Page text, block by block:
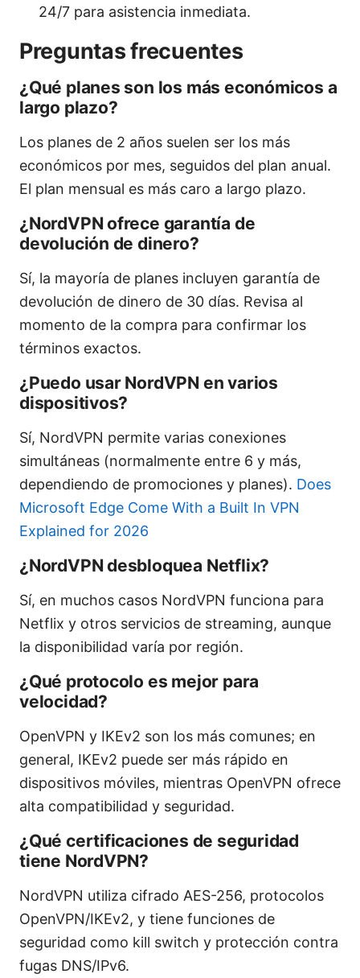
24/7 para asistencia inmediata.
Preguntas frecuentes
¿Qué planes son los más económicos a
largo plazo?
Los planes de 2 años suelen ser los más
económicos por mes, seguidos del plan anual.
El plan mensual es más caro a largo plazo.
¿NordVPN ofrece garantía de
devolución de dinero?
Sí, la mayoría de planes incluyen garantía de
devolución de dinero de 30 días. Revisa al
momento de la compra para confirmar los
términos exactos.
¿Puedo usar NordVPN en varios
dispositivos?
Sí, NordVPN permite varias conexiones
simultáneas (normalmente entre 6 y más,
dependiendo de promociones y planes). Does
Microsoft Edge Come With a Built In VPN
Explained for 2026
¿NordVPN desbloquea Netflix?
Sí, en muchos casos NordVPN funciona para
Netflix y otros servicios de streaming, aunque
la disponibilidad varía por región.
¿Qué protocolo es mejor para
velocidad?
OpenVPN y IKEv2 son los más comunes; en
general, IKEv2 puede ser más rápido en
dispositivos móviles, mientras OpenVPN ofrece
alta compatibilidad y seguridad.
¿Qué certificaciones de seguridad
tiene NordVPN?
NordVPN utiliza cifrado AES-256, protocolos
OpenVPN/IKEv2, y tiene funciones de
seguridad como kill switch y protección contra
fugas DNS/IPv6.